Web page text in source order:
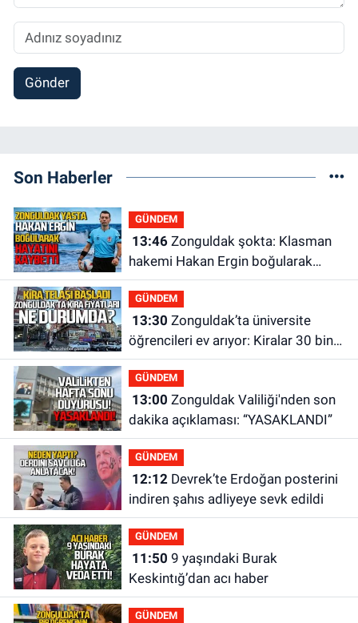
Gönder
Son Haberler
GÜNDEM
13:46Zonguldak şokta: Klasman
hakemi Hakan Ergin boğularak
hayatını kaybetti
GÜNDEM
13:30
öğrencileri ev arıyor: Kiralar 30 bin
liraya kadar çıkıyor
GÜNDEM
13:00
dakika açıklaması: “YASAKLANDI”
GÜNDEM
12:12Devrek’te Erdoğan posterini
indiren şahıs adliyeye sevk edildi
GÜNDEM
11:50
Keskintığ’dan acı haber
GÜNDEM